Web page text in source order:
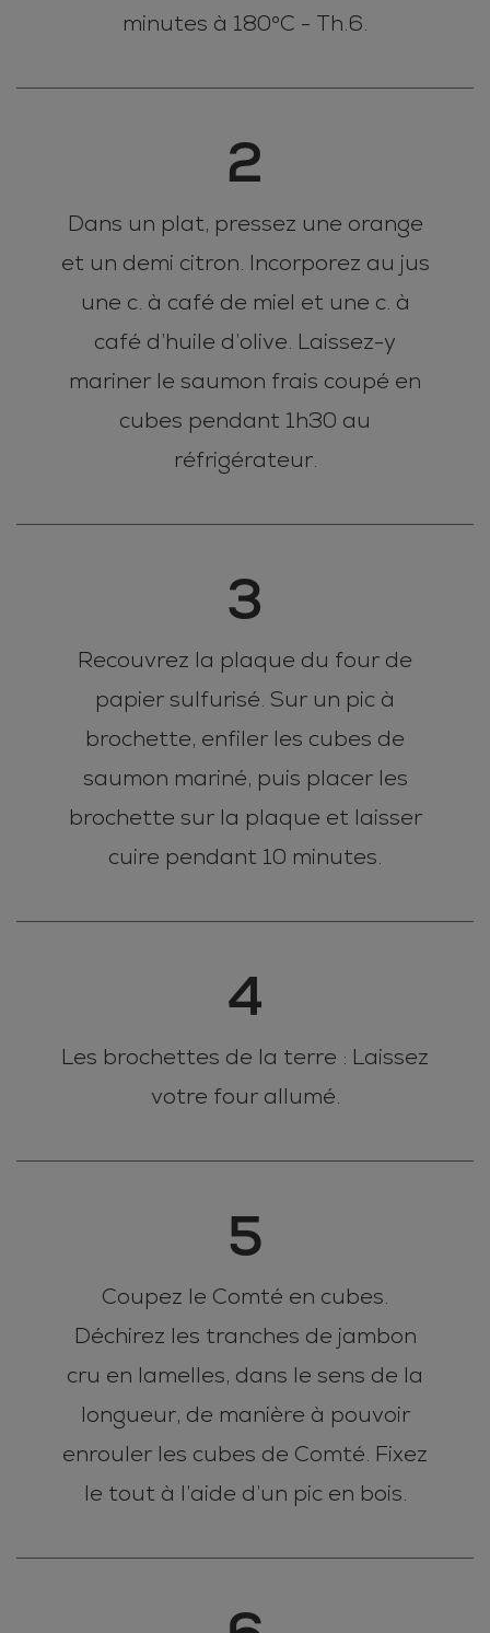
minutes à 180°C - Th.6.
2
Dans un plat, pressez une orange
et un demi citron. Incorporez au jus
une c. à café de miel et une c. à
café d’huile d’olive. Laissez-y
mariner le saumon frais coupé en
cubes pendant 1h30 au
réfrigérateur.
3
Recouvrez la plaque du four de
papier sulfurisé. Sur un pic à
brochette, enfiler les cubes de
saumon mariné, puis placer les
brochette sur la plaque et laisser
cuire pendant 10 minutes.
4
Les brochettes de la terre : Laissez
votre four allumé.
5
Coupez le Comté en cubes.
Déchirez les tranches de jambon
cru en lamelles, dans le sens de la
longueur, de manière à pouvoir
enrouler les cubes de Comté. Fixez
le tout à l’aide d’un pic en bois.